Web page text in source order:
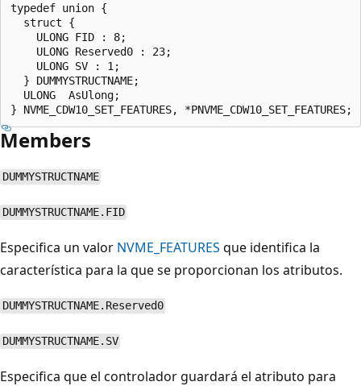
typedef union {
  struct {
    ULONG FID : 8;
    ULONG Reserved0 : 23;
    ULONG SV : 1;
  } DUMMYSTRUCTNAME;
  ULONG  AsUlong;
Members
DUMMYSTRUCTNAME
DUMMYSTRUCTNAME.FID
Especifica un valor NVME_FEATURES que identifica la
característica para la que se proporcionan los atributos.
DUMMYSTRUCTNAME.Reserved0
DUMMYSTRUCTNAME.SV
Especifica que el controlador guardará el atributo para